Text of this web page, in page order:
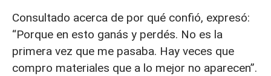
Consultado acerca de por qué confió, expresó:
“Porque en esto ganás y perdés. No es la
primera vez que me pasaba. Hay veces que
compro materiales que a lo mejor no aparecen”.